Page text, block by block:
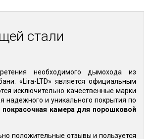
стали
необходимого дымохода из
«Lira-LTD» является официальным
исключительно качественные марки
надежного и уникального покрытия по
покрасочная камера для порошковой
положительные отзывы и пользуется